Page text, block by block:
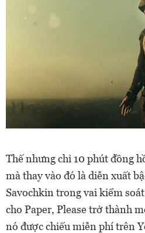
Thế nhưng chỉ 10 phút đồng
mà thay vào đó là diễn xuất
Savochkin trong vai kiểm
cho Paper, Please trở thành
nó được chiếu miễn phí trên